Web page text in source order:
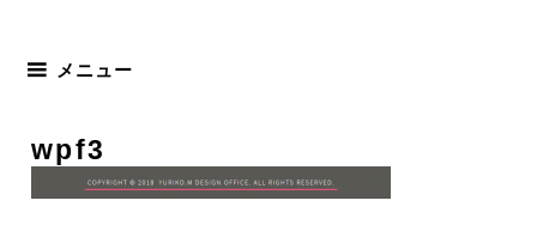
ス
メニュー
wpf3